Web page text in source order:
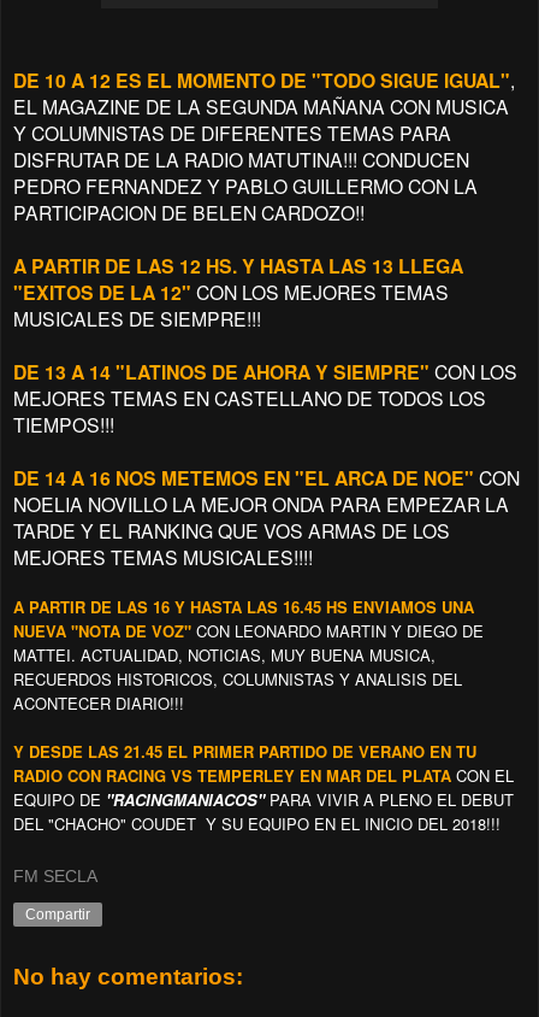
DE 10 A 12 ES EL MOMENTO DE "TODO SIGUE IGUAL",
EL MAGAZINE DE LA SEGUNDA MAÑANA CON MUSICA
Y COLUMNISTAS DE DIFERENTES TEMAS PARA
DISFRUTAR DE LA RADIO MATUTINA!!! CONDUCEN
PEDRO FERNANDEZ Y PABLO GUILLERMO CON LA
PARTICIPACION DE BELEN CARDOZO!!
A PARTIR DE LAS 12 HS. Y HASTA LAS 13 LLEGA
"EXITOS DE LA 12" CON LOS MEJORES TEMAS
MUSICALES DE SIEMPRE!!!
DE 13 A 14 "LATINOS DE AHORA Y SIEMPRE" CON LOS
MEJORES TEMAS EN CASTELLANO DE TODOS LOS
TIEMPOS!!!
DE 14 A 16 NOS METEMOS EN "EL ARCA DE NOE" CON
NOELIA NOVILLO LA MEJOR ONDA PARA EMPEZAR LA
TARDE Y EL RANKING QUE VOS ARMAS DE LOS
MEJORES TEMAS MUSICALES!!!!
A PARTIR DE LAS 16 Y HASTA LAS 16.45 HS ENVIAMOS UNA
NUEVA "NOTA DE VOZ" CON LEONARDO MARTIN Y DIEGO DE
MATTEI. ACTUALIDAD, NOTICIAS, MUY BUENA MUSICA,
RECUERDOS HISTORICOS, COLUMNISTAS Y ANALISIS DEL
ACONTECER DIARIO!!!
Y DESDE LAS 21.45 EL PRIMER PARTIDO DE VERANO EN TU
RADIO CON RACING VS TEMPERLEY EN MAR DEL PLATA CON EL
EQUIPO DE "RACINGMANIACOS"PARA VIVIR A PLENO EL DEBUT
DEL "CHACHO" COUDET Y SU EQUIPO EN EL INICIO DEL 2018!!!
FM SECLA
Compartir
No hay comentarios: